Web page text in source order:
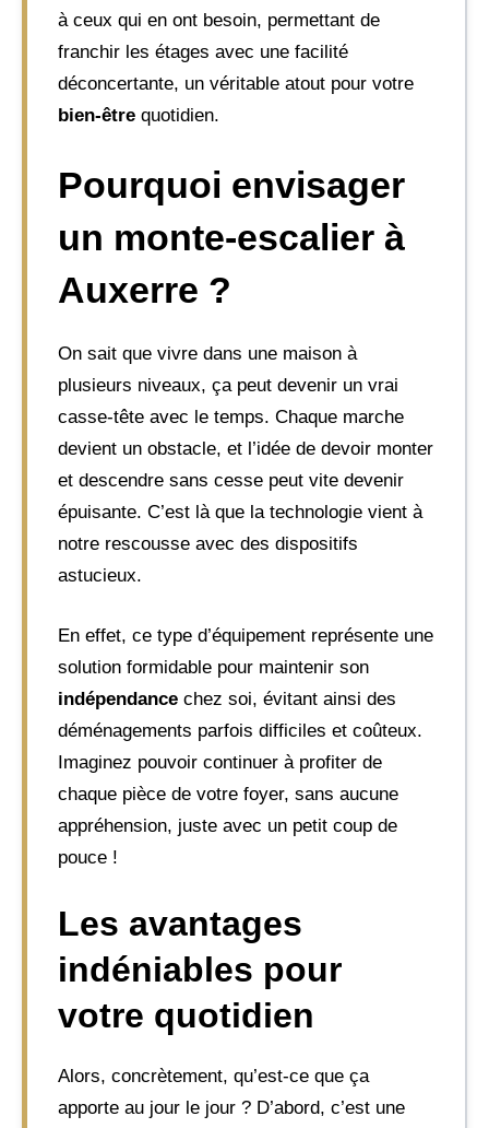
à ceux qui en ont besoin, permettant de
franchir les étages avec une facilité
déconcertante, un véritable atout pour votre
bien-être quotidien.
Pourquoi envisager
un monte-escalier à
Auxerre ?
On sait que vivre dans une maison à
plusieurs niveaux, ça peut devenir un vrai
casse-tête avec le temps. Chaque marche
devient un obstacle, et l’idée de devoir monter
et descendre sans cesse peut vite devenir
épuisante. C’est là que la technologie vient à
notre rescousse avec des dispositifs
astucieux.
En effet, ce type d’équipement représente une
solution formidable pour maintenir son
indépendance chez soi, évitant ainsi des
déménagements parfois difficiles et coûteux.
Imaginez pouvoir continuer à profiter de
chaque pièce de votre foyer, sans aucune
appréhension, juste avec un petit coup de
pouce !
Les avantages
indéniables pour
votre quotidien
Alors, concrètement, qu’est-ce que ça
apporte au jour le jour ? D’abord, c’est une